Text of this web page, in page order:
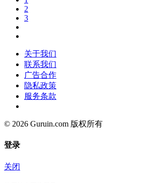
2
3
关于我们
联系我们
广告合作
隐私政策
服务条款
© 2026 Guruin.com 版权所有
登录
关闭